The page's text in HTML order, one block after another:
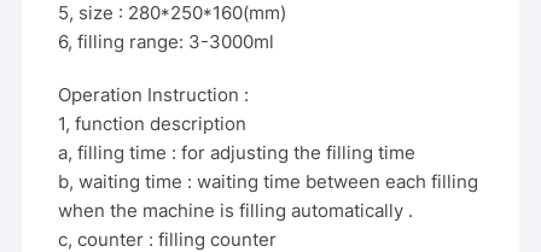
5, size : 280*250*160(mm)
6, filling range: 3-3000ml
Operation Instruction :
1, function description
a, filling time : for adjusting the filling time
b, waiting time : waiting time between each filling
when the machine is filling automatically .
c, counter : filling counter